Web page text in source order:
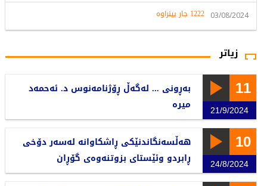
03/08/2024 1222 جار بینراوە
زیاتر
11
21/9/2024
بەڕونی ... لەگەڵ ڕۆژنامەنوس د. ئەحمەد
میرە
10
24/8/2024
هەڵسەنگاندنێکی ڕاشکاوانە لەسەر دۆخی
ڕابردو وئێستای بزوتنەوەی گۆڕان